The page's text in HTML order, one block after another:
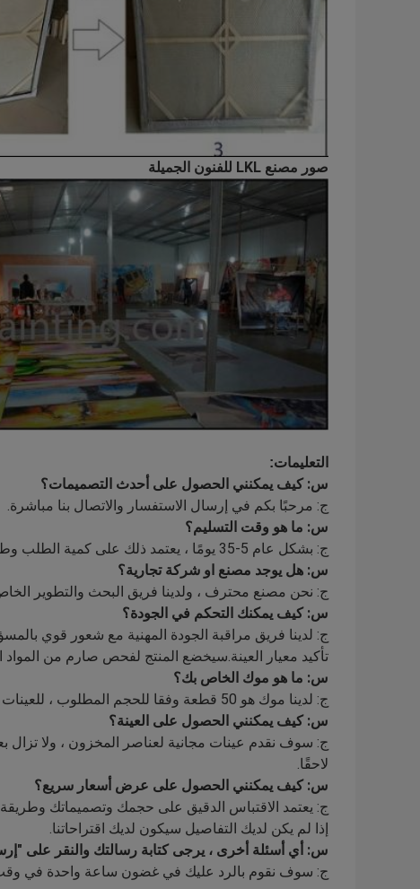
صور مصنع LKL للفنون الجميلة
التعليمات:
س: كيف يمكنني الحصول على أحدث التصميمات؟
ج: مرحبًا بكم في إرسال الاستفسار والاتصال بنا مباشرة.
س: ما هو وقت التسليم؟
ج: بشكل عام 5-35 يومًا ، يعتمد ذلك على كمية الطلب وطرق الشحن.
س: هل يوجد مصنع او شركة تجارية؟
ج: نحن مصنع محترف ، ولدينا فريق البحث والتطوير الخاص
س: كيف يمكنك التحكم في الجودة؟
ج: لدينا فريق مراقبة الجودة المهنية مع شعور قوي
تأكيد معيار العينة.سيخضع المنتج لفحص صارم من المواد
س: ما هو موك الخاص بك؟
ج: لدينا موك هو 50 قطعة وفقا للحجم المطلوب ، للعينات ، لا يوجد حد.
س: كيف يمكنني الحصول على العينة؟
ج: سوف نقدم عينات مجانية لعناصر المخزون ، ولا تزال
لاحقًا.
س: كيف يمكنني الحصول على عرض أسعار سريع؟
ج: يعتمد الاقتباس الدقيق على حجمك وتصميماتك وطريقة
إذا لم يكن لديك التفاصيل سيكون لديك اقتراحاتنا.
س: أي أسئلة أخرى ، يرجى كتابة رسالتك والنقر على
ج: سوف نقوم بالرد عليك في غضون ساعة واحدة في